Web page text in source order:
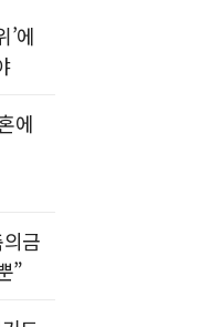
’에
에
금
”